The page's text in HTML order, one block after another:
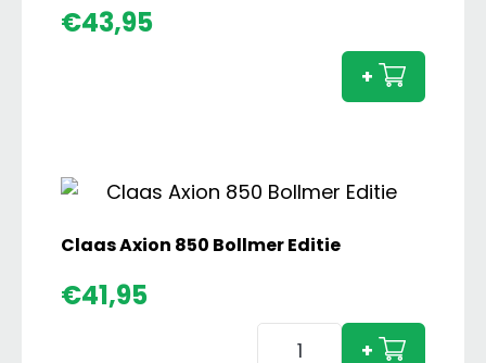
€43,95
600
+
Claas Axion 850 Bollmer Editie
€41,95
Claas
+